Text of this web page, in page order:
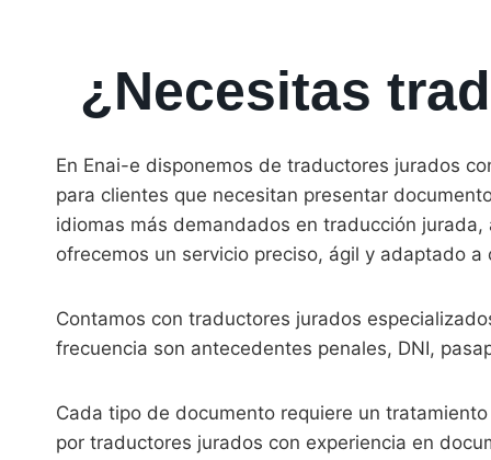
¿Necesitas
En Enai-e disponemos de traductores jurados
para clientes que necesitan presentar
idiomas más demandados en traducción
ofrecemos un servicio preciso, ágil y adaptado a
Contamos con traductores jurados
frecuencia son antecedentes penales, DNI,
Cada tipo de documento requiere un
por traductores jurados con experiencia en